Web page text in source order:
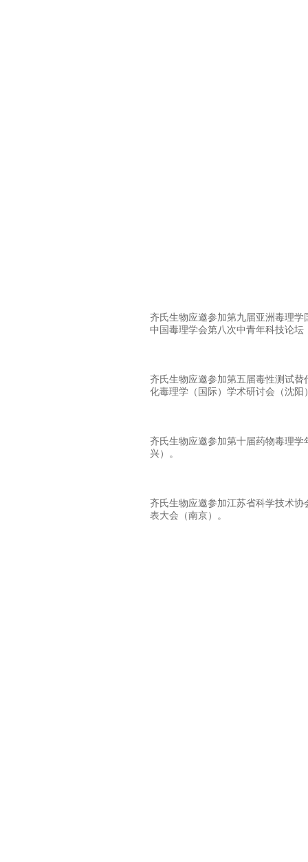
齐氏生物应邀参加第九届亚洲毒理学
中国毒理学会第八次中青年科技论坛
齐氏生物应邀参加第五届毒性测试替
化毒理学（国际）学术研讨会（沈阳
齐氏生物应邀参加第十届药物毒理学
兴）。
齐氏生物应邀参加江苏省科学技术协
表大会（南京）。